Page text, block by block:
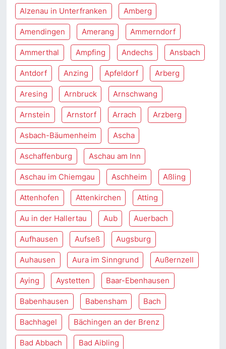
Alzenau in Unterfranken Amberg
Amendingen Amerang Ammerndorf
Ammerthal Ampfing Andechs Ansbach
Antdorf Anzing Apfeldorf Arberg
Aresing Arnbruck Arnschwang
Arnstein Arnstorf Arrach Arzberg
Asbach-Bäumenheim Ascha
Aschaffenburg Aschau am Inn
Aschau im Chiemgau Aschheim Aßling
Attenhofen Attenkirchen Atting
Au in der Hallertau Aub Auerbach
Aufhausen Aufseß Augsburg
Auhausen Aura im Sinngrund Außernzell
Aying Aystetten Baar-Ebenhausen
Babenhausen Babensham Bach
Bachhagel Bächingen an der Brenz
Bad Abbach Bad Aibling